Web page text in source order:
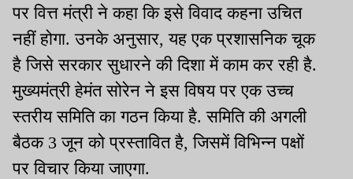
पर वित्त मंत्री ने कहा कि इसे विवाद कहना उचित
नहीं होगा. उनके अनुसार, यह एक प्रशासनिक चूक
है जिसे सरकार सुधारने की दिशा में काम कर रही है.
मुख्यमंत्री हेमंत सोरेन ने इस विषय पर एक उच्च
स्तरीय समिति का गठन किया है. समिति की अगली
बैठक 3 जून को प्रस्तावित है, जिसमें विभिन्न पक्षों
पर विचार किया जाएगा.